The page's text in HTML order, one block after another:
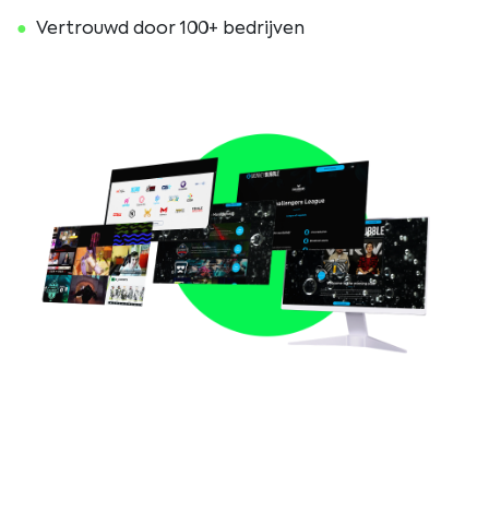
Vertrouwd door 100+ bedrijven